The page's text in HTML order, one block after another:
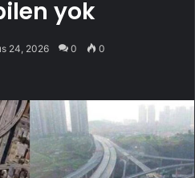
yok
24, 2026 0 0